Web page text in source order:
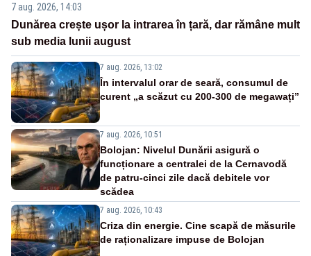
7 aug. 2026, 14:03
Dunărea crește ușor la intrarea în țară, dar rămâne mult
sub media lunii august
7 aug. 2026, 13:02
În intervalul orar de seară, consumul de
curent „a scăzut cu 200-300 de megawați”
7 aug. 2026, 10:51
Bolojan: Nivelul Dunării asigură o
funcționare a centralei de la Cernavodă
de patru-cinci zile dacă debitele vor
scădea
7 aug. 2026, 10:43
Criza din energie. Cine scapă de măsurile
de raționalizare impuse de Bolojan